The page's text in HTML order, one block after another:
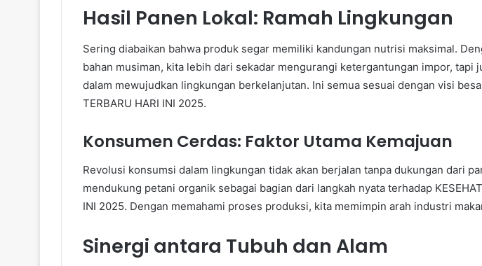
Hasil Panen Lokal: Ramah Lingkungan
Sering diabaikan bahwa produk segar memiliki kandungan nutrisi maksimal.
bahan musiman, kita lebih dari sekadar mengurangi ketergantungan impor, tapi
dalam mewujudkan lingkungan berkelanjutan. Ini semua sesuai dengan visi
TERBARU HARI INI 2025.
Konsumen Cerdas: Faktor Utama Kemajuan
Revolusi konsumsi dalam lingkungan tidak akan berjalan tanpa dukungan dari
mendukung petani organik sebagai bagian dari langkah nyata terhadap
INI 2025. Dengan memahami proses produksi, kita memimpin arah industri
Sinergi antara Tubuh dan Alam